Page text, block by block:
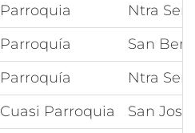
Parroquia
Ntra
Parroquía
San
Parroquía
Ntra
Cuasi Parroquia
San